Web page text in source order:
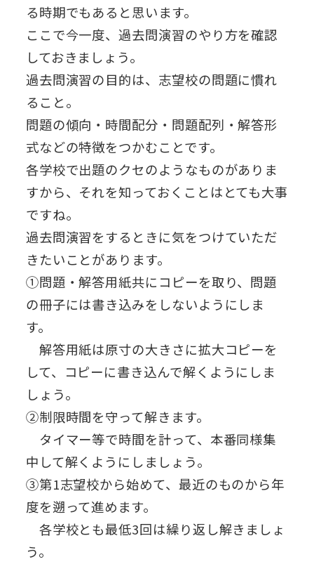
る時期でもあると思います。
ここで今一度、過去問演習のやり方を確認
しておきましょう。
過去問演習の目的は、志望校の問題に慣れ
ること。
問題の傾向・時間配分・問題配列・解答形
式などの特徴をつかむことです。
各学校で出題のクセのようなものがありま
すから、それを知っておくことはとても大事
ですね。
過去問演習をするときに気をつけていただ
きたいことがあります。
①問題・解答用紙共にコピーを取り、問題
の冊子には書き込みをしないようにしま
す。
解答用紙は原寸の大きさに拡大コピーを
して、コピーに書き込んで解くようにしま
しょう。
②制限時間を守って解きます。
タイマー等で時間を計って、本番同様集
中して解くようにしましょう。
③第1志望校から始めて、最近のものから年
度を遡って進めます。
各学校とも最低3回は繰り返し解きましょ
う。